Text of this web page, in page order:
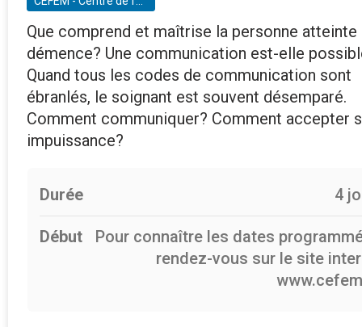
Que comprend et maîtrise la personne atteinte
démence? Une communication est-elle
Quand tous les codes de communication sont
ébranlés, le soignant est souvent désemparé.
Comment communiquer? Comment accepter
impuissance?
Durée 4
Début
Pour connaître les dates
rendez-vous sur le site